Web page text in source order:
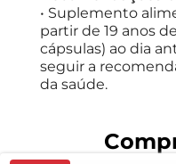
• Suplemento
partir de 19 anos
cápsulas) ao dia
seguir a
da saúde.